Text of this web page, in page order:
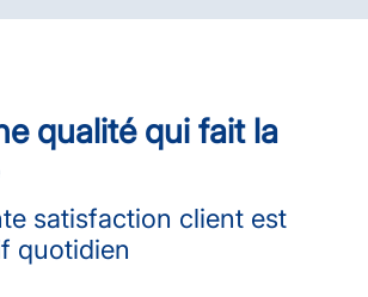
qualité qui fait la
satisfaction client est
quotidien